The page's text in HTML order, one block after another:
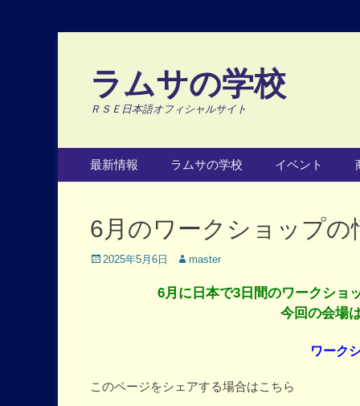
ラムサの学校
ＲＳＥ日本語オフィシャルサイト
Primary Menu
最新情報 ラムサの学校 イベント
6月のワークショップの
Posted
2025年5月6日 Author
master
6月に日本で3日間のワークショ
今回の会場
ワーク
このページをシェアする場合はこちら